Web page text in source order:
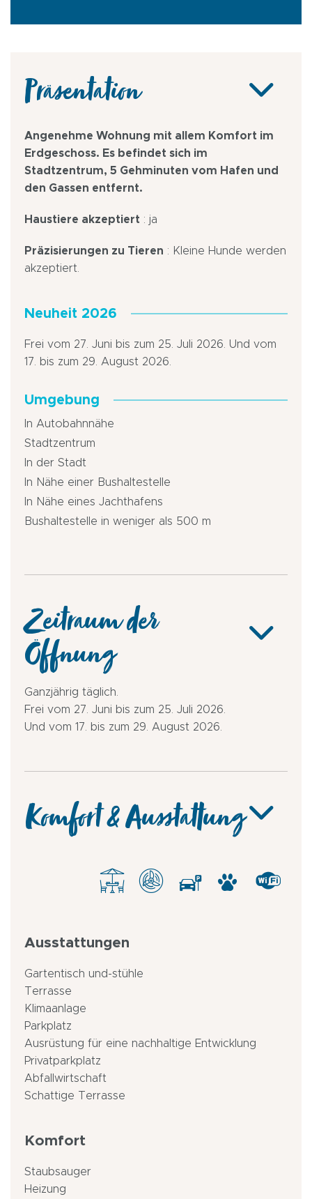
Präsentation
Angenehme Wohnung mit allem Komfort im
Erdgeschoss. Es befindet sich im
Stadtzentrum, 5 Gehminuten vom Hafen und
den Gassen entfernt.
Haustiere akzeptiert : ja
Präzisierungen zu Tieren : Kleine Hunde werden
akzeptiert.
Neuheit 2026
Frei vom 27. Juni bis zum 25. Juli 2026. Und vom
17. bis zum 29. August 2026.
Umgebung
In Autobahnnähe
Stadtzentrum
In der Stadt
In Nähe einer Bushaltestelle
In Nähe eines Jachthafens
Bushaltestelle in weniger als 500 m
Zeitraum der
Öffnung
Ganzjährig täglich.
Frei vom 27. Juni bis zum 25. Juli 2026.
Und vom 17. bis zum 29. August 2026.
Komfort & Ausstattung
Ausstattungen
Gartentisch und-stühle
Terrasse
Klimaanlage
Parkplatz
Ausrüstung für eine nachhaltige Entwicklung
Privatparkplatz
Abfallwirtschaft
Schattige Terrasse
Komfort
Staubsauger
Heizung